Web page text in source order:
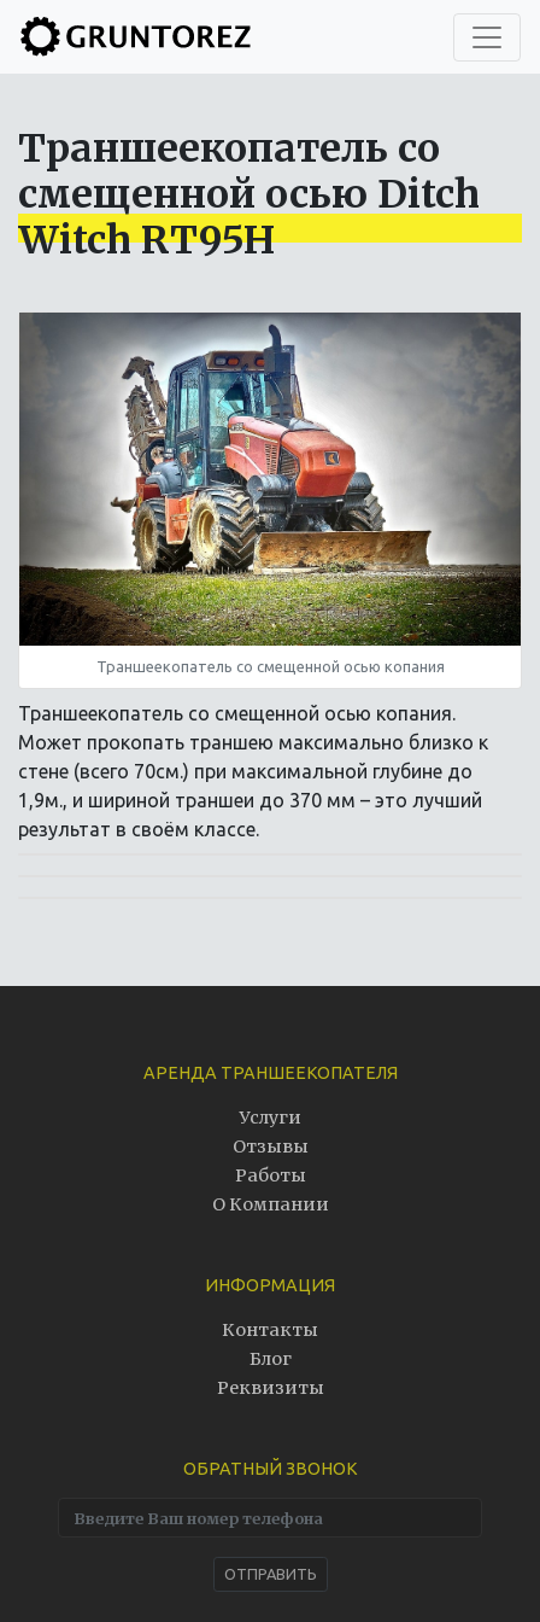
Траншеекопатель со
смещенной осью Ditch
Witch RT95H
Траншеекопатель со смещенной осью копания
Траншеекопатель со смещенной осью копания.
Может прокопать траншею максимально близко к
стене (всего 70см.) при максимальной глубине до
1,9м., и шириной траншеи до 370 мм – это лучший
результат в своём классе.
АРЕНДА ТРАНШЕЕКОПАТЕЛЯ
Услуги
Отзывы
Работы
О Компании
ИНФОРМАЦИЯ
Контакты
Блог
Реквизиты
ОБРАТНЫЙ ЗВОНОК
ОТПРАВИТЬ